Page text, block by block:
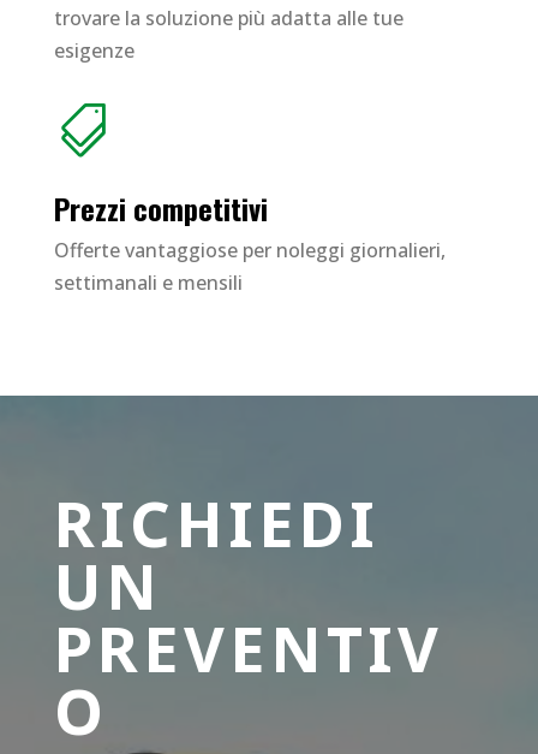
trovare la soluzione più adatta alle tue
esigenze

Prezzi competitivi
Offerte vantaggiose per noleggi giornalieri,
settimanali e mensili
RICHIEDI
UN
PREVENTIV
O